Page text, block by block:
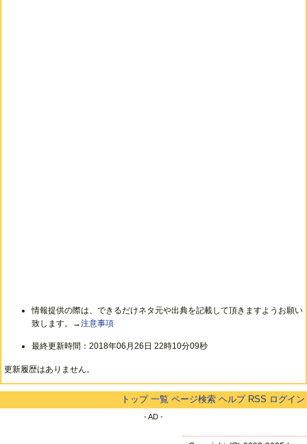
情報提供の際は、できるだけネタ元や出典を記載して頂きますようお願い
致します。→注意事項
最終更新時間：2018年06月26日 22時10分09秒
更新履歴はありません。
トップ 一覧 ページ検索 ヘルプ RSS ログイン
- AD -